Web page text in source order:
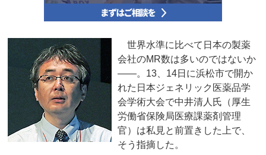
世界水準に比べて日本の製薬
会社のMR数は多いのではないか
――。13、14日に浜松市で開か
れた日本ジェネリック医薬品学
会学術大会で中井清人氏（厚生
労働省保険局医療課薬剤管理
官）は私見と前置きした上で、
そう指摘した。